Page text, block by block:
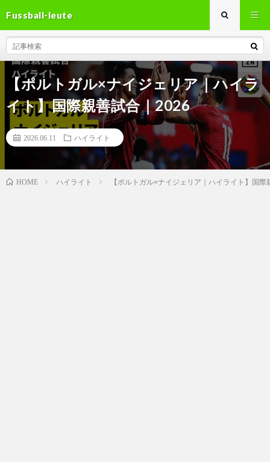
Fussball-leute
【ポルトガル×ナイジェリア｜ハイラ
イト】国際親善試合｜2026
2026.06.11 ハイライト
HOME ハイライト 【ポルトガル×ナイジェリア｜ハイライト】国